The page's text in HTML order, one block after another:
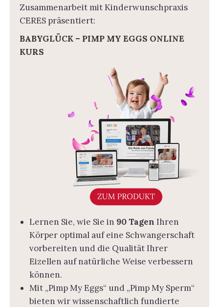
Zusammenarbeit mit Kinderwunschpraxis
CERES präsentiert:
BABYGLÜCK – PIMP MY EGGS ONLINE
KURS
Lernen Sie, wie Sie in 90 Tagen Ihren
Körper optimal auf eine Schwangerschaft
vorbereiten und die Qualität Ihrer
Eizellen auf natürliche Weise verbessern
können.
Mit „Pimp My Eggs“ und „Pimp My Sperm“
bieten wir wissenschaftlich fundierte